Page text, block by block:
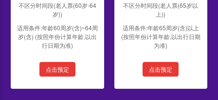
不区分时间段(老人票(60岁-64
岁))
适用条件:年龄60周岁(含)~64周
岁(含) (按照年份计算年龄,以出
行日期为准)
点击预定
不区分时间段(老人票(65岁以
上))
适用条件:年龄65周岁(含)以上
(按照年份计算年龄,以出行日期
为准)
点击预定